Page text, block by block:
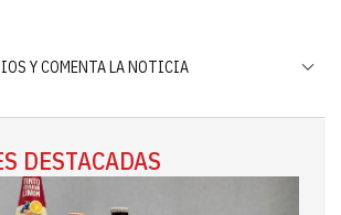
Y COMENTA LA NOTICIA
DESTACADAS